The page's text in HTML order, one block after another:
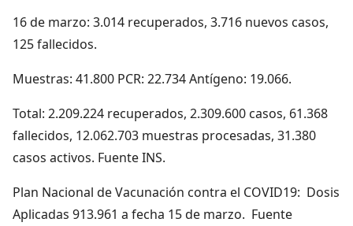
16 de marzo: 3.014 recuperados, 3.716 nuevos casos,
125 fallecidos.
Muestras: 41.800 PCR: 22.734 Antígeno: 19.066.
Total: 2.209.224 recuperados, 2.309.600 casos, 61.368
fallecidos, 12.062.703 muestras procesadas, 31.380
casos activos. Fuente INS.
Plan Nacional de Vacunación contra el COVID19: Dosis
Aplicadas 913.961 a fecha 15 de marzo. Fuente